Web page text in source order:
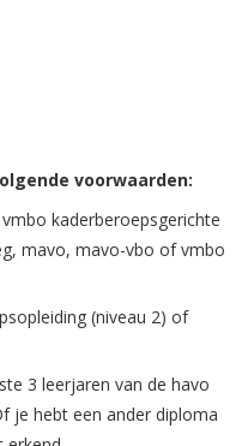
voorwaarden:
kaderberoepsgerichte
mavo, mavo-vbo of vmbo
(niveau 2) of
3 leerjaren van de havo
je hebt een ander diploma